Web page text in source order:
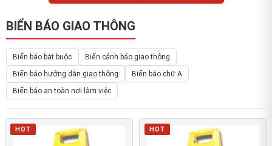
BIỂN BÁO GIAO THÔNG
Biển báo bắt buộc
Biển cảnh báo giao thông
Biển báo hướng dẫn giao thông
Biển báo chữ A
Biển báo an toàn nơi làm việc
HOT HOT